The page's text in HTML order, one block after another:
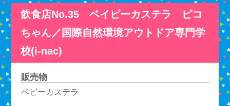
飲食店No.35 ベイビーカステラ ピコ
ちゃん／国際自然環境アウトドア専門学
校(i-nac)
販売物
ベビーカステラ